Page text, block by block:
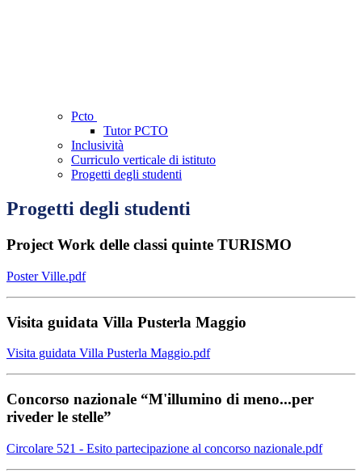
Pcto
Tutor PCTO
Inclusività
Curriculo verticale di istituto
Progetti degli studenti
Progetti degli studenti
Project Work delle classi quinte TURISMO
Poster Ville.pdf
Visita guidata Villa Pusterla Maggio
Visita guidata Villa Pusterla Maggio.pdf
Concorso nazionale “M'illumino di meno...per
riveder le stelle”
Circolare 521 - Esito partecipazione al concorso nazionale.pdf